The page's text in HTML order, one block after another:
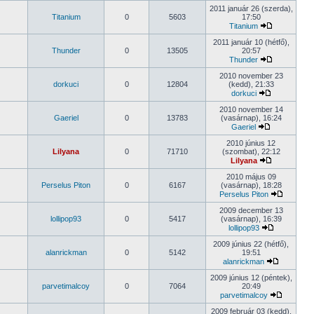
Titanium 0 5603
2011 január 26 (szerda),
17:50
Titanium
Thunder 0 13505
2011 január 10 (hétfő),
20:57
Thunder
dorkuci 0 12804
2010 november 23
(kedd), 21:33
dorkuci
Gaeriel 0 13783
2010 november 14
(vasárnap), 16:24
Gaeriel
Lilyana 0 71710
2010 június 12
(szombat), 22:12
Lilyana
Perselus Piton 0 6167
2010 május 09
(vasárnap), 18:28
Perselus Piton
lollipop93 0 5417
2009 december 13
(vasárnap), 16:39
lollipop93
alanrickman 0 5142
2009 június 22 (hétfő),
19:51
alanrickman
parvetimalcoy 0 7064
2009 június 12 (péntek),
20:49
parvetimalcoy
2009 február 03 (kedd),